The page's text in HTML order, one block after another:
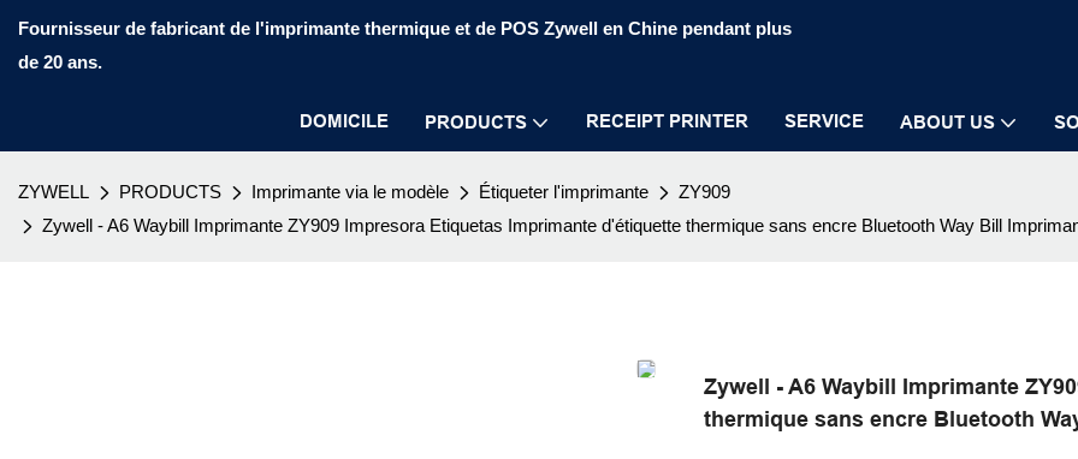
Fournisseur de fabricant de l'imprimante thermique et de POS Zywell en Chine pendant plus
de 20 ans.
DOMICILE PRODUCTS RECEIPT PRINTER SERVICE ABOUT US
ZYWELL PRODUCTS Imprimante via le modèle Étiqueter l'imprimante
ZY909
Zywell - A6 Waybill Imprimante ZY909 Impresora Etiquetas Imprimante d'étiquette thermique sans encre Bluetooth Way Bill
Zywell - A6 Waybill Imprimante
thermique sans encre Bluetooth